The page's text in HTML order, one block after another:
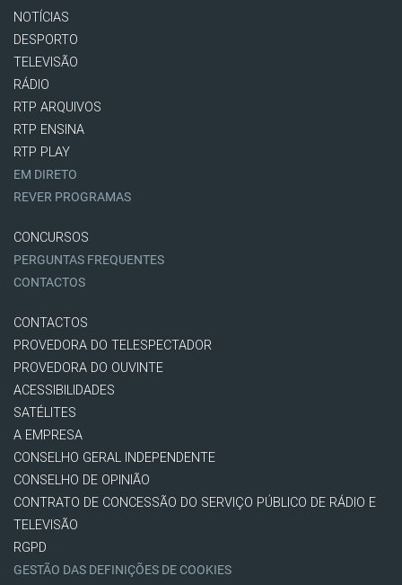
NOTÍCIAS
DESPORTO
TELEVISÃO
RÁDIO
RTP ARQUIVOS
RTP ENSINA
RTP PLAY
EM DIRETO
REVER PROGRAMAS
CONCURSOS
PERGUNTAS FREQUENTES
CONTACTOS
CONTACTOS
PROVEDORA DO TELESPECTADOR
PROVEDORA DO OUVINTE
ACESSIBILIDADES
SATÉLITES
A EMPRESA
CONSELHO GERAL INDEPENDENTE
CONSELHO DE OPINIÃO
CONTRATO DE CONCESSÃO DO SERVIÇO PÚBLICO DE RÁDIO E
TELEVISÃO
RGPD
GESTÃO DAS DEFINIÇÕES DE COOKIES